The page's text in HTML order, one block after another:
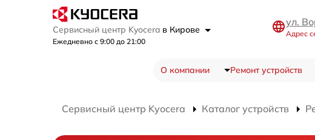
Сервисный центр Kyocera в Кирове
Ежедневно с 9:00 до 21:00
ул.
Адрес
О компании Ремонт устройств
Сервисный центр Kyocera Каталог устройств